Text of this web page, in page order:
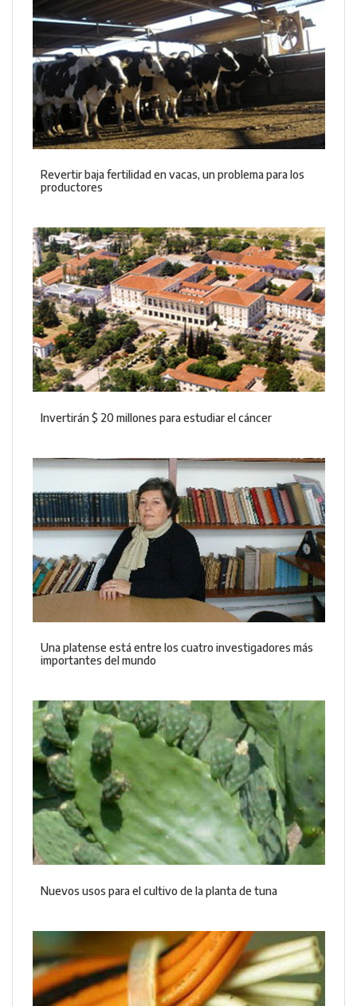
Revertir baja fertilidad en vacas, un problema para los
productores
Invertirán $ 20 millones para estudiar el cáncer
Una platense está entre los cuatro investigadores más
importantes del mundo
Nuevos usos para el cultivo de la planta de tuna